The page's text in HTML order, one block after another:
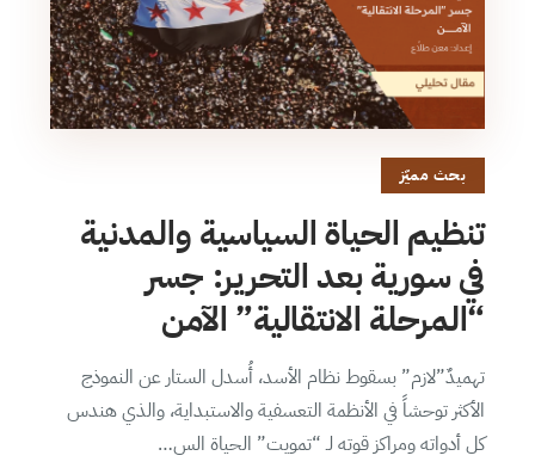
بحث مميّز
تنظيم الحياة السياسية والمدنية
في سورية بعد التحرير: جسر
“المرحلة الانتقالية” الآمن
تهميدٌ”لازم” بسقوط نظام الأسد، أُسدل الستار عن النموذج
الأكثر توحشاً في الأنظمة التعسفية والاستبداية، والذي هندس
كل أدواته ومراكز قوته لـ “تمويت” الحياة الس…